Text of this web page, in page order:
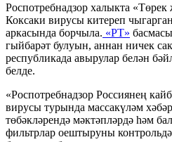
Роспотребнадзор халыкта «Төрек
Коксаки вирусы китереп
аркасында борчыла. «РТ»
гыйбарәт булуын, аннан ничек
республикада авырулар белән
белде.
«Роспотребнадзор Россиянең
вирусы турында массакүләм
төбәкләрендә мәктәпләрдә һәм
фильтрлар оештыруны